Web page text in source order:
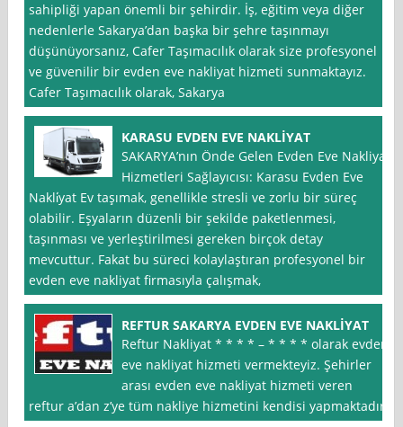
sahipliği yapan önemli bir şehirdir. İş, eğitim veya diğer
nedenlerle Sakarya’dan başka bir şehre taşınmayı
düşünüyorsanız, Cafer Taşımacılık olarak size profesyonel
ve güvenilir bir evden eve nakliyat hizmeti sunmaktayız.
Cafer Taşımacılık olarak, Sakarya
KARASU EVDEN EVE NAKLİYAT
SAKARYA’nın Önde Gelen Evden Eve Nakliyat
Hizmetleri Sağlayıcısı: Karasu Evden Eve
Nakli̇yat Ev taşımak, genellikle stresli ve zorlu bir süreç
olabilir. Eşyaların düzenli bir şekilde paketlenmesi,
taşınması ve yerleştirilmesi gereken birçok detay
mevcuttur. Fakat bu süreci kolaylaştıran profesyonel bir
evden eve nakliyat firmasıyla çalışmak,
REFTUR SAKARYA EVDEN EVE NAKLİYAT
Reftur Nakliyat * * * * – * * * * olarak evden
eve nakliyat hizmeti vermekteyiz. Şehirler
arası evden eve nakliyat hizmeti veren
reftur a’dan z’ye tüm nakliye hizmetini kendisi yapmaktadır.